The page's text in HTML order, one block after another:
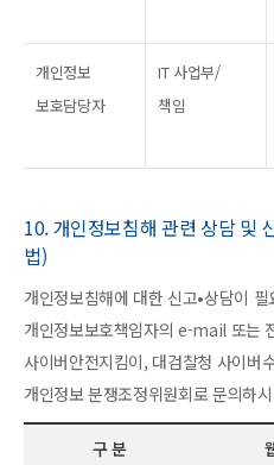
개인정보
보호담당자
IT 사업부/
책임
10. 개인정보침해 관련 상담 및
법)
개인정보침해에 대한 신고•상담이
개인정보보호책임자의 e-mail 또는
사이버안전지킴이, 대검찰청 사이버
개인정보 분쟁조정위원회로 문의하
구 분